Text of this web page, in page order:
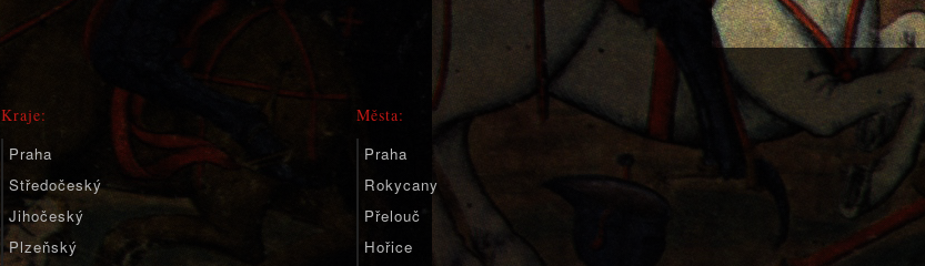
Kraje:
Praha
Středočeský
Jihočeský
Plzeňský
Města:
Praha
Rokycany
Přelouč
Hořice